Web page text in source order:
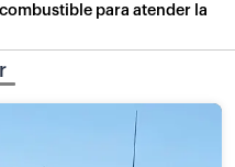
para atender la